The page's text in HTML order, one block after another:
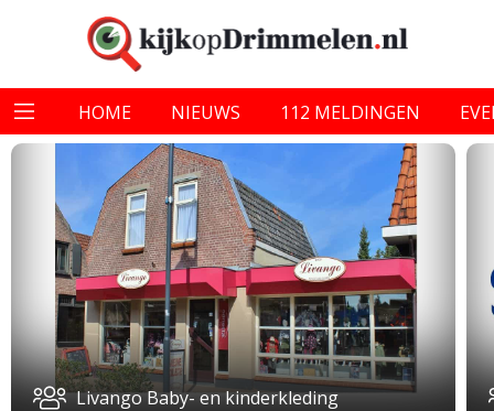
HOME NIEUWS 112 MELDINGEN
Livango Baby- en kinderkleding